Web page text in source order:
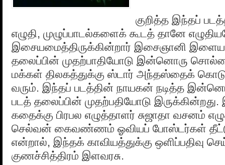
குறித்த இந்தப்
எழுதி, முழுப்பாடல்களைக் கூடத் தானே
இசையமைத்திருக்கின்றார் இசைஞானி
தலைப்பின் முதற்பாதியோடு இன்னொரு
மக்கள் திலகத்துக்கு ஸ்டார் அந்தஸ்தைக்
வரும். இந்தப் படத்தின் நாயகன் நடித்த
படத் தலைப்பின் முதற்பதியோடு
கதைக்கு பிரபல எழுத்தாளர் சுஜாதா வசனம்
செல்வன் கைவண்ணம் ஓவியப் போஸ்டர்கள்
என்றால், இந்தக் காவியத்துக்கு ஒளிப்பதிவு
குணச்சித்திரம் இளவரசு.